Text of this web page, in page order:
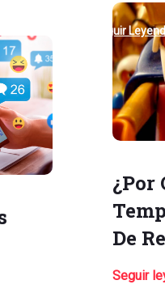
Seguir
¿Por
De
Seguir